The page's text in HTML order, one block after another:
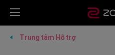
Trung tâm Hỗ trợ